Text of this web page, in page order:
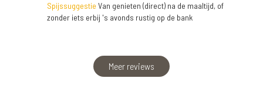
Spijssuggestie Van genieten (direct) na de maaltijd, of
zonder iets erbij 's avonds rustig op de bank
Meer reviews